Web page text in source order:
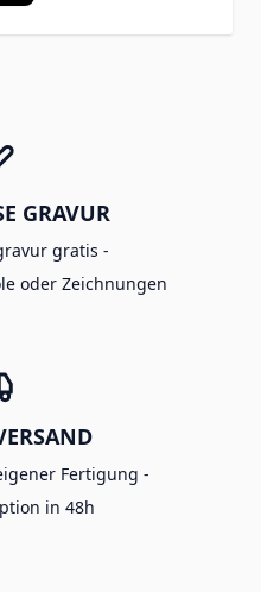
GRAVUR
gratis -
oder Zeichnungen
Fertigung -
in 48h